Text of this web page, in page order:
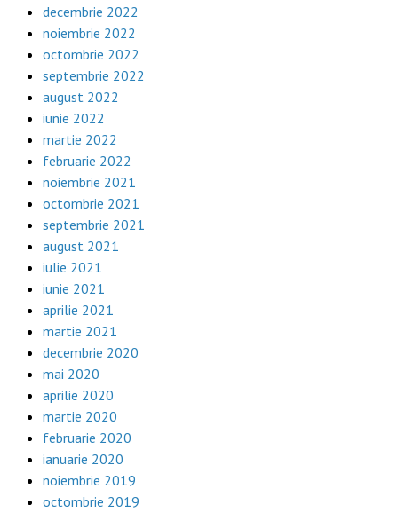
decembrie 2022
noiembrie 2022
octombrie 2022
septembrie 2022
august 2022
iunie 2022
martie 2022
februarie 2022
noiembrie 2021
octombrie 2021
septembrie 2021
august 2021
iulie 2021
iunie 2021
aprilie 2021
martie 2021
decembrie 2020
mai 2020
aprilie 2020
martie 2020
februarie 2020
ianuarie 2020
noiembrie 2019
octombrie 2019